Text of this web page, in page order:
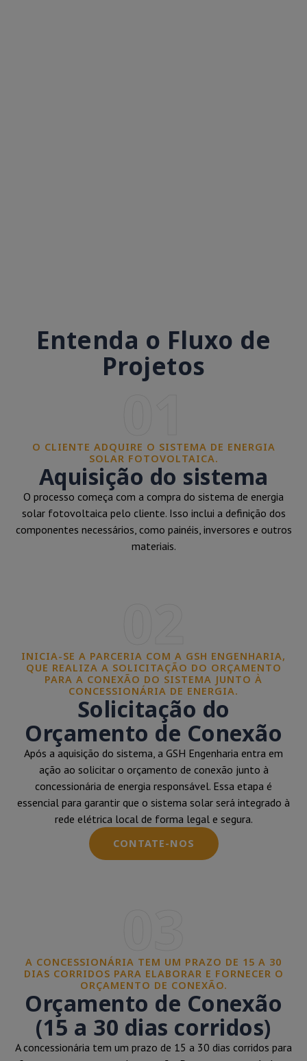
Entenda o Fluxo de
Projetos
O CLIENTE ADQUIRE O SISTEMA DE ENERGIA
SOLAR FOTOVOLTAICA.
Aquisição do sistema
O processo começa com a compra do sistema de energia
solar fotovoltaica pelo cliente. Isso inclui a definição dos
componentes necessários, como painéis, inversores e outros
materiais.
INICIA-SE A PARCERIA COM A GSH ENGENHARIA,
QUE REALIZA A SOLICITAÇÃO DO ORÇAMENTO
PARA A CONEXÃO DO SISTEMA JUNTO À
CONCESSIONÁRIA DE ENERGIA.
Solicitação do
Orçamento de Conexão
Após a aquisição do sistema, a GSH Engenharia entra em
ação ao solicitar o orçamento de conexão junto à
concessionária de energia responsável. Essa etapa é
essencial para garantir que o sistema solar será integrado à
rede elétrica local de forma legal e segura.
CONTATE-NOS
A CONCESSIONÁRIA TEM UM PRAZO DE 15 A 30
DIAS CORRIDOS PARA ELABORAR E FORNECER O
ORÇAMENTO DE CONEXÃO.
Orçamento de Conexão
(15 a 30 dias corridos)
A concessionária tem um prazo de 15 a 30 dias corridos para